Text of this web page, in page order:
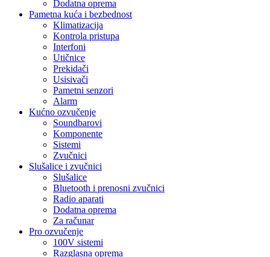
Dodatna oprema
Pametna kuća i bezbednost
Klimatizacija
Kontrola pristupa
Interfoni
Utičnice
Prekidači
Usisivači
Pametni senzori
Alarm
Kućno ozvučenje
Soundbarovi
Komponente
Sistemi
Zvučnici
Slušalice i zvučnici
Slušalice
Bluetooth i prenosni zvučnici
Radio aparati
Dodatna oprema
Za računar
Pro ozvučenje
100V sistemi
Razglasna oprema